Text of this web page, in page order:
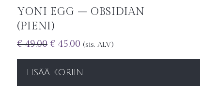
YONI EGG – OBSIDIAN
(PIENI)
€49.00 € 45.00 (sis. ALV)
LISÄÄ KORIIN